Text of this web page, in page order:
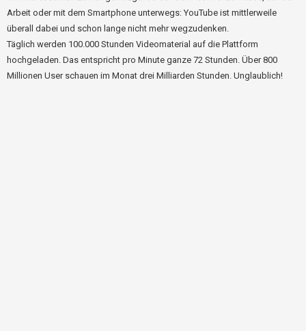
Arbeit oder mit dem Smartphone unterwegs: YouTube ist mittlerweile
überall dabei und schon lange nicht mehr wegzudenken.
Täglich werden 100.000 Stunden Videomaterial auf die Plattform
hochgeladen. Das entspricht pro Minute ganze 72 Stunden. Über 800
Millionen User schauen im Monat drei Milliarden Stunden. Unglaublich!